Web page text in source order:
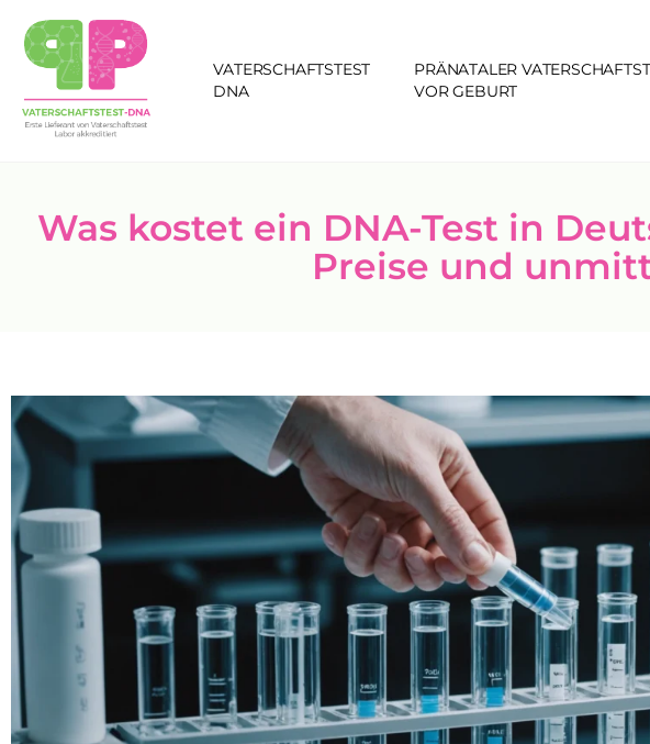
VATERSCHAFTSTEST
DNA
PRÄNATALER
VOR GEBURT
Was kostet ein DNA-Test in
Preise und